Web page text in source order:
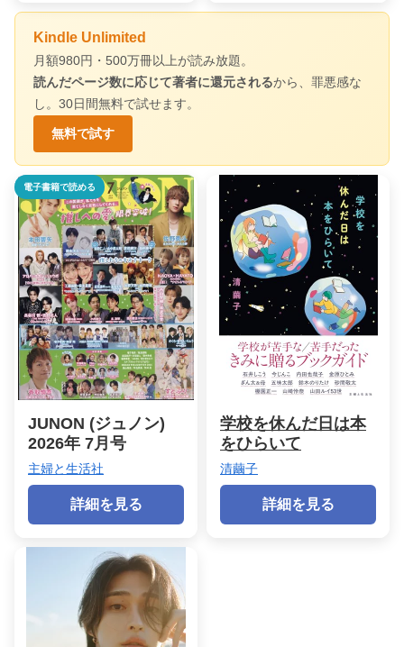
Kindle Unlimited
月額980円・500万冊以上が読み放題。
読んだページ数に応じて著者に還元されるから、罪悪感な
し。30日間無料で試せます。
無料で試す
電子書籍で読める
JUNON (ジュノン)
2026年 7月号
主婦と生活社
詳細を見る
学校を休んだ日は本
をひらいて
清繭子
詳細を見る